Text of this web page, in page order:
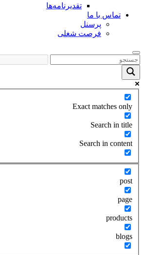
تقدیرنامه‌ها
تماس با ما
پرسنل
فرصت شغلی
Exact matches only
Search in title
Search in content
post
page
products
blogs